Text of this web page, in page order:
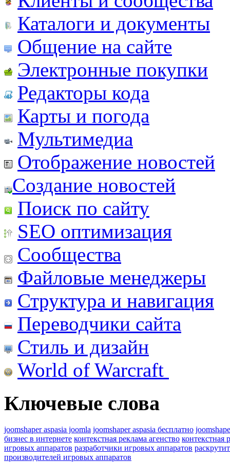
Каталоги и документы
Общение на сайте
Электронные покупки
Редакторы кода
Карты и погода
Мультимедиа
Отображение новостей
Создание новостей
Поиск по сайту
SEO оптимизация
Сообщества
Файловые менеджеры
Структура и навигация
Переводчики сайта
Стиль и дизайн
World of Warcraft
Ключевые слова
joomshaper aspasia joomla joomshaper aspasia бесплатно
бизнес в интернете контекстная реклама агенство контекстная
игровых аппаратов разработчики игровых аппаратов
производителей игровых аппаратов